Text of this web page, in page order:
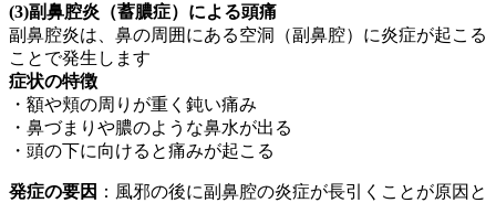
(3)副鼻腔炎（蓄膿症）による頭痛
副鼻腔炎は、鼻の周囲にある空洞（副鼻腔）に炎症が起こる
ことで発生します
症状の特徴
・額や頬の周りが重く鈍い痛み
・鼻づまりや膿のような鼻水が出る
・頭の下に向けると痛みが起こる
発症の要因 ：風邪の後に副鼻腔の炎症が長引くことが原因と